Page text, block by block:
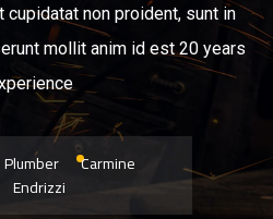
cupidatat non proident, sunt in
mollit anim id est 20 years
Plumber
Carmine
Endrizzi